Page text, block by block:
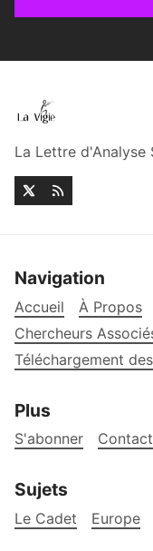
La Lettre d'Analyse
Navigation
Accueil À Propos
Chercheurs
Téléchargement
Plus
S'abonner Contact
Sujets
Le Cadet Europe